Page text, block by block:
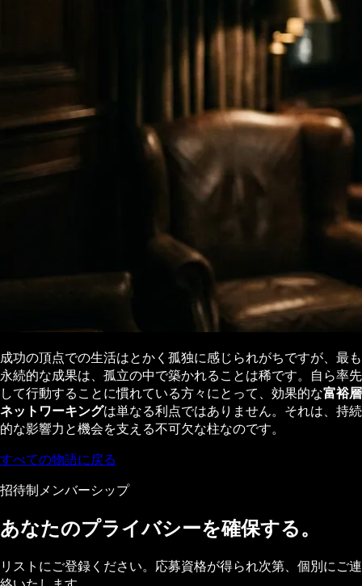
成功の頂点での生活はとかく孤独に感じられがちですが、最も
永続的な成果は、孤立の中で築かれることは稀です。自ら率先
して行動することに慣れている方々にとって、効果的な富裕層
ネットワーキングは単なる利点ではありません。それは、持続
的な影響力と機会を支える不可欠な柱なのです。
すべての物語に戻る
招待制メンバーシップ
あなたのプライバシーを確保する。
リストにご登録ください。応募資格が得られ次第、個別にご連